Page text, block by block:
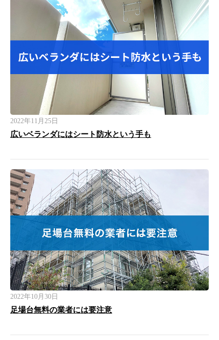
2022年11月25日
広いベランダにはシート防水という手も
2022年10月30日
足場台無料の業者には要注意